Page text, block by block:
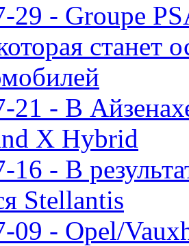
29 - Groupe
станет
21 - В
X Hybrid
16 - В
Stellantis
09 - Opel/